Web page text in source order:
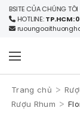
CỦA CHÚNG TÔI !
HOTLINE:TP.HCM:
Trang chủ >
Rượu Rhum >